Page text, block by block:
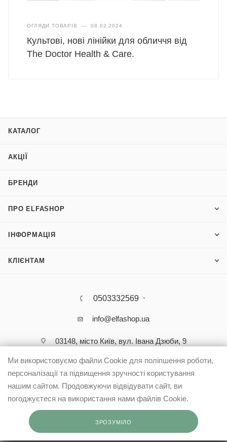
ОГЛЯДИ ТОВАРІВ — 08.02.2024
Культові, нові лінійки для обличчя від
The Doctor Health & Care.
КАТАЛОГ
АКЦІЇ
БРЕНДИ
ПРО ELFASHOP
ІНФОРМАЦІЯ
КЛІЄНТАМ
0503332569
info@elfashop.ua
03148, місто Київ, вул. Івана Дзюби, 9
Ми використовуємо файли Cookie для поліпшення роботи,
персоналізації та підвищення зручності користування
нашим сайтом. Продовжуючи відвідувати сайт, ви
погоджуєтеся на використання нами файлів Cookie.
ЗРОЗУМІЛО